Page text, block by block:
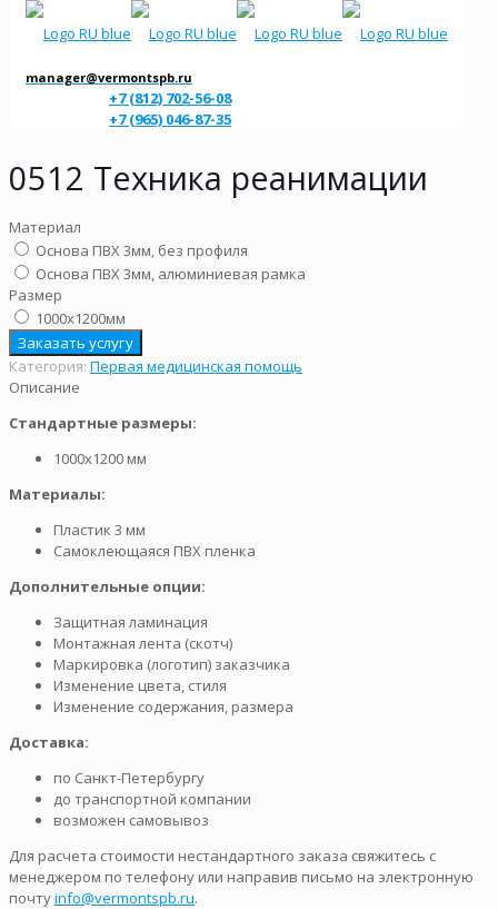
manager@vermontspb.ru
+7 (812) 702-56-08
+7 (965) 046-87-35
0512 Техника реанимации
Материал
Основа ПВХ 3мм, без профиля
Основа ПВХ 3мм, алюминиевая рамка
Размер
1000х1200мм
Заказать услугу
Категория: Первая медицинская помощь
Описание
Стандартные размеры:
1000х1200 мм
Материалы:
Пластик 3 мм
Самоклеющаяся ПВХ пленка
Дополнительные опции:
Защитная ламинация
Монтажная лента (скотч)
Маркировка (логотип) заказчика
Изменение цвета, стиля
Изменение содержания, размера
Доставка:
по Санкт-Петербургу
до транспортной компании
возможен самовывоз
Для расчета стоимости нестандартного заказа свяжитесь с
менеджером по телефону или направив письмо на электронную
почтуinfo@vermontspb.ru.